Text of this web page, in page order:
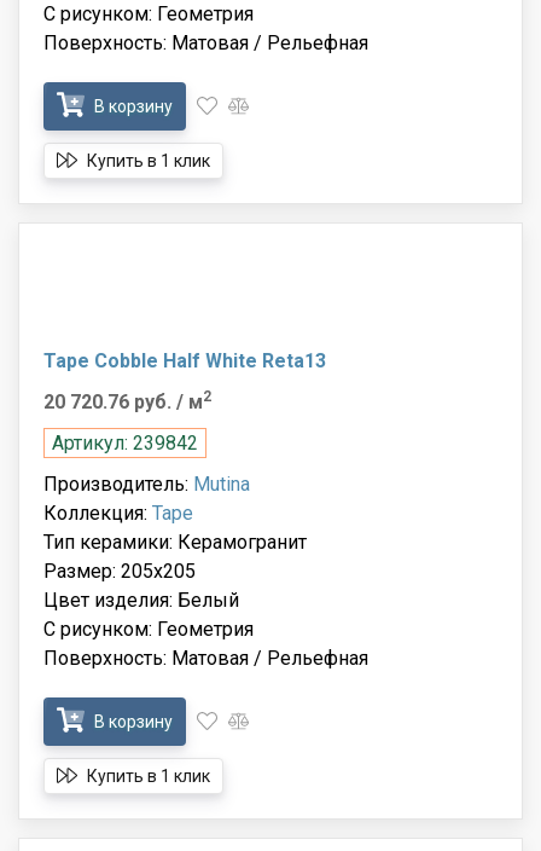
С рисунком: Геометрия
Поверхность: Матовая / Рельефная
В корзину
Купить в 1 клик
Tape Cobble Half White Reta13
20 720.76 руб. / м2
Артикул: 239842
Производитель: Mutina
Коллекция: Tape
Тип керамики: Керамогранит
Размер: 205x205
Цвет изделия: Белый
С рисунком: Геометрия
Поверхность: Матовая / Рельефная
В корзину
Купить в 1 клик